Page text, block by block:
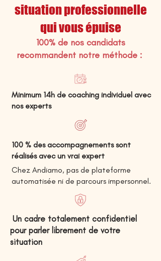
situation professionnelle
qui vous épuise
100% de nos candidats
recommandent notre méthode :
Minimum 14h de coaching individuel avec
nos experts
100 % des accompagnements sont
réalisés avec un vrai expert
Chez Andiamo, pas de plateforme
automatisée ni de parcours impersonnel.
Un cadre totalement confidentiel
pour parler librement de votre
situation